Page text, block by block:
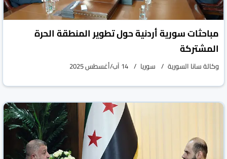
مباحثات سورية أردنية حول تطوير المنطقة الحرة
المشتركة
وكالة سانا السورية سوريا 14 آب/أغسطس 2025